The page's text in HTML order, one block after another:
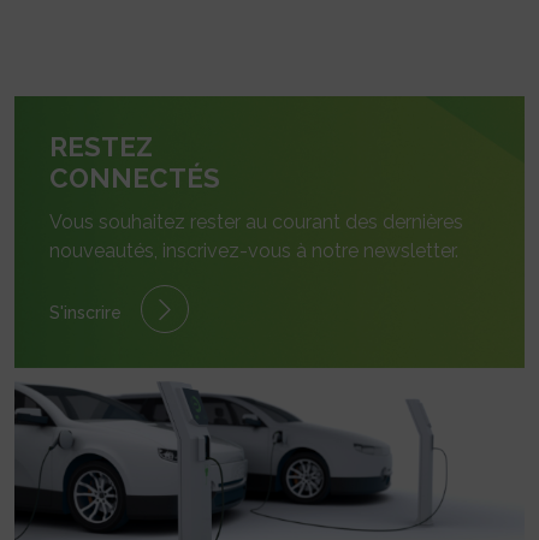
RESTEZ
CONNECTÉS
Vous souhaitez rester au courant des dernières
nouveautés, inscrivez-vous à notre newsletter.
S'inscrire